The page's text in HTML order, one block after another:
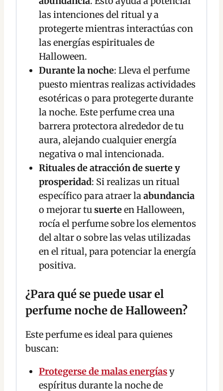
las intenciones del ritual y a
protegerte mientras interactúas con
las energías espirituales de
Halloween.
Durante la noche: Lleva el perfume
puesto mientras realizas actividades
esotéricas o para protegerte durante
la noche. Este perfume crea una
barrera protectora alrededor de tu
aura, alejando cualquier energía
negativa o mal intencionada.
Rituales de atracción de suerte y
prosperidad: Si realizas un ritual
específico para atraer laabundancia
o mejorar tusuerteen Halloween,
rocía el perfume sobre los elementos
del altar o sobre las velas utilizadas
en el ritual, para potenciar la energía
positiva.
¿Para qué se puede usar el
perfume noche de Halloween?
Este perfume es ideal para quienes
buscan:
Protegerse de malas energíasy
espíritus durante la noche de